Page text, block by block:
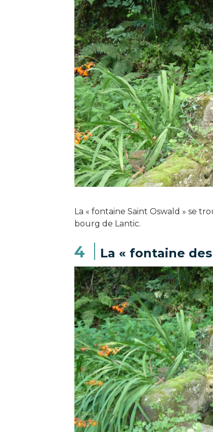
La « fontaine Saint Oswald » se
bourg de Lantic.
4 La « fontaine